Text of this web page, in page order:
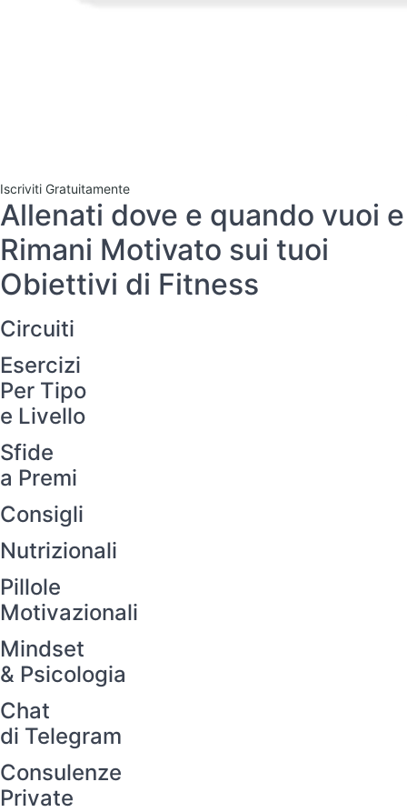
Iscriviti Gratuitamente
Allenati dove e quando vuoi e
Rimani Motivato sui tuoi
Obiettivi di Fitness
Circuiti
Esercizi
Per Tipo
e Livello
Sfide
a Premi
Consigli
Nutrizionali
Pillole
Motivazionali
Mindset
& Psicologia
Chat
di Telegram
Consulenze
Private